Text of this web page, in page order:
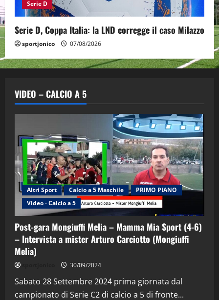
Serie D
Serie D, Coppa Italia: la LND corregge il caso Milazzo
sportjonico 07/08/2026
VIDEO – CALCIO A 5
Altri Sport Calcio a 5 Maschile
PRIMO PIANO
Video - Calcio a 5
Post-gara Mongiuffi Melia – Mamma Mia Sport (4-6)
– Intervista a mister Arturo Carciotto (Mongiuffi
Melia)
30/09/2024
Sabato 28 Settembre 2024 prima giornata dal
campionato di Serie C2 di calcio a 5 di fronte...
“SportEmpire” in Podcast: 29^ Puntata
(Martedi 28 Aprile 2026)
28/04/2026